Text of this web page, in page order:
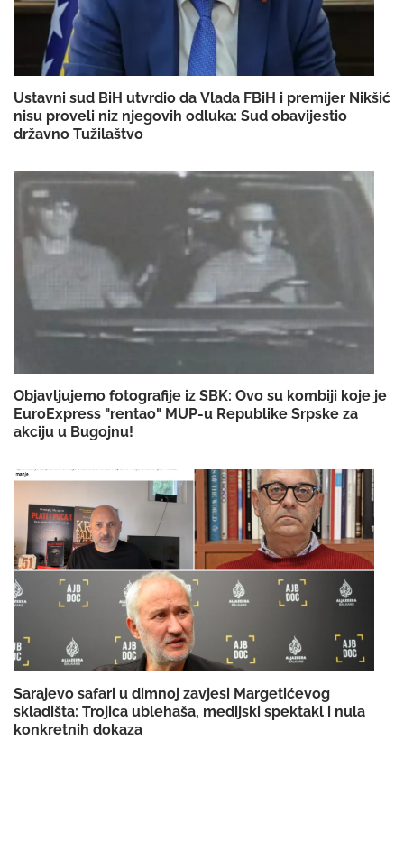
Ustavni sud BiH utvrdio da Vlada FBiH i premijer Nikšić
nisu proveli niz njegovih odluka: Sud obavijestio
državno Tužilaštvo
Objavljujemo fotografije iz SBK: Ovo su kombiji koje je
EuroExpress "rentao" MUP-u Republike Srpske za
akciju u Bugojnu!
Sarajevo safari u dimnoj zavjesi Margetićevog
skladišta: Trojica ublehaša, medijski spektakl i nula
konkretnih dokaza